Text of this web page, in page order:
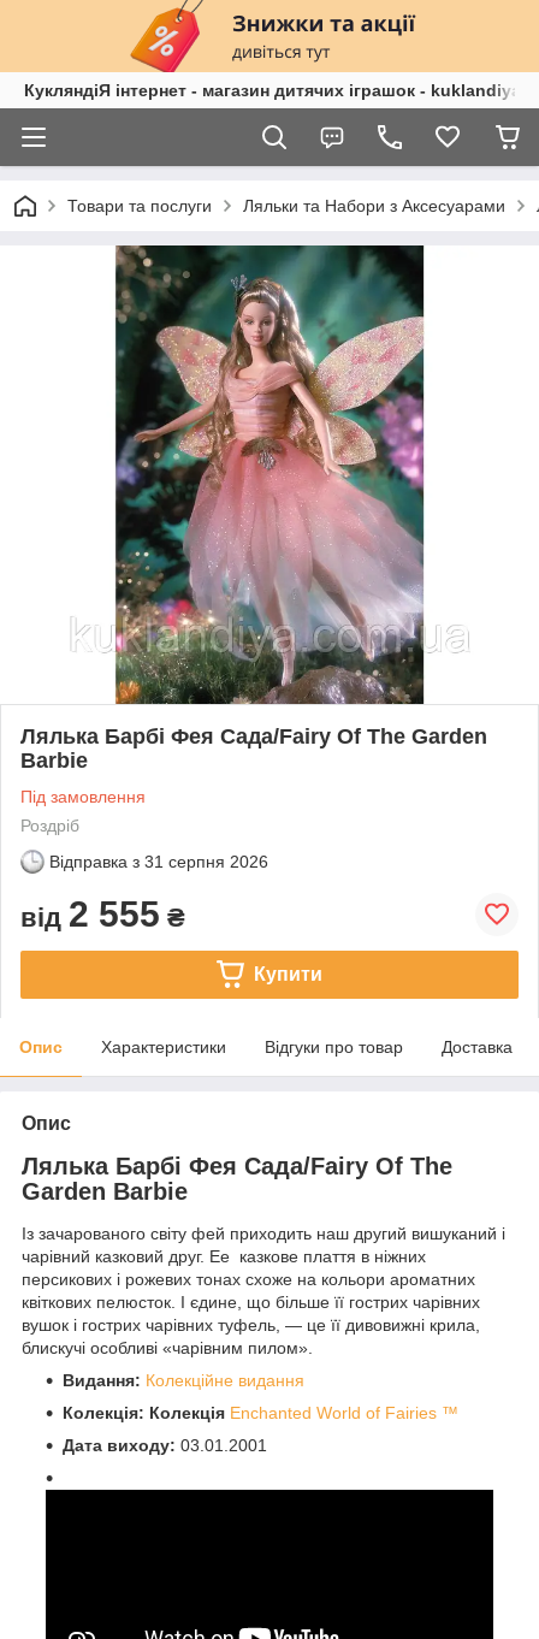
КукляндіЯ інтернет - магазин дитячих іграшок -
Товари та послуги Ляльки та Набори з Аксесуарами
Лялька Барбі Фея Сада/Fairy Of The Garden
Barbie
Під замовлення
Роздріб
Відправка з 31 серпня 2026
від 2 555 ₴
Купити
Опис Характеристики Відгуки про товар Доставка
Опис
Лялька Барбі Фея Сада/Fairy Of The
Garden Barbie
Із зачарованого світу фей приходить наш другий вишуканий і
чарівний казковий друг. Ее казкове плаття в ніжних
персикових і рожевих тонах схоже на кольори ароматних
квіткових пелюсток. І єдине, що більше її гострих чарівних
вушок і гострих чарівних туфель, — це її дивовижні крила,
блискучі особливі «чарівним пилом».
Видання: Колекційне видання
Колекція: Колекція Enchanted World of Fairies ™
Дата виходу: 03.01.2001